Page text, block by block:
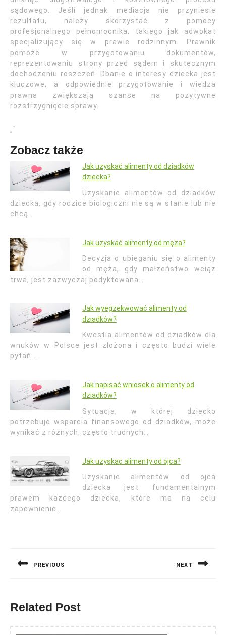
sądowego. Jeśli jednak mediacja nie przyniesie
rezultatu, należy skorzystać z pomocy
profesjonalnego pełnomocnika, takiego jak adwokat
specjalizujący się w prawie rodzinnym. Prawnik
pomoże w przygotowaniu dokumentów,
reprezentowaniu strony przed sądem i skutecznym
dochodzeniu roszczeń. Dbanie o interesy dziecka jest
kluczowe, a odpowiednie przygotowanie i wiedza
prawna zwiększają szanse na pozytywne
rozstrzygnięcie sprawy.
„`
Zobacz także
Jak uzyskać alimenty od dziadków
dziecka?
Uzyskanie alimentów od dziadków
dziecka, gdy rodzice biologiczni nie są w stanie lub nie
chcą…
Jak uzyskać alimenty od męża?
Decyzja o ubieganiu się o alimenty
od męża, gdy małżeństwo wciąż
trwa, jest zazwyczaj podyktowana…
Jak wyegzekwować alimenty od
dziadków?
Kwestia alimentów od dziadków dla
wnuków w Polsce jest złożona i często budzi wiele
pytań.…
Jak napisać wniosek o alimenty od
dziadków?
Sytuacja, w której dziecko
potrzebuje wsparcia finansowego od dziadków, może
wynikać z różnych, często trudnych…
Jak uzyskac alimenty od ojca?
Uzyskanie alimentów od ojca
dziecka jest fundamentalnym
prawem każdego dziecka, które ma na celu
zapewnienie…
PREVIOUS NEXT
Related Post